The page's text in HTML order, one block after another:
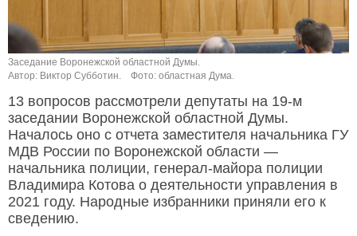
Заседание Воронежской областной Думы.
Автор: Виктор Субботин.
Фото: областная Дума.
13 вопросов рассмотрели депутаты на 19-м
заседании Воронежской областной Думы.
Началось оно с отчета заместителя начальника ГУ
МДВ России по Воронежской области —
начальника полиции, генерал-майора полиции
Владимира Котова о деятельности управления в
2021 году. Народные избранники приняли его к
сведению.